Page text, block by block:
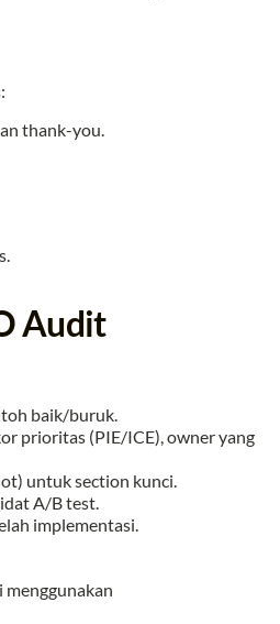
thank-you.
Audit
baik/buruk.
prioritas (PIE/ICE), owner yang
untuk section kunci.
A/B test.
implementasi.